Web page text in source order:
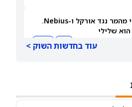
מייקל ברי מהמר נגד אורקל ו-Nebius.
שלילי
שמקורה במזון
עוד בחדשות השוק >